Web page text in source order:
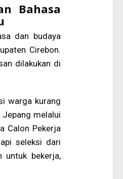
Bahasa
dan budaya
Cirebon.
dilakukan di
warga kurang
melalui
Calon Pekerja
seleksi dari
untuk bekerja,